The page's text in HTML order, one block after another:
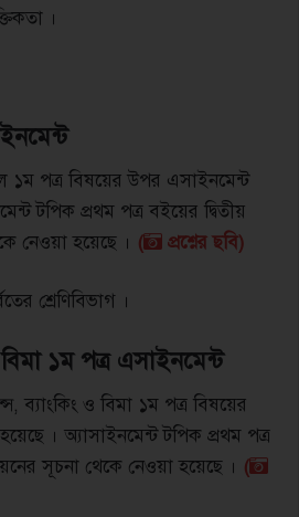
।
১ম পত্র বিষয়ের উপর এসাইনমেন্ট
টপিক প্রথম পত্র বইয়ের দ্বিতীয়
নেওয়া হয়েছে । ( প্রশ্নের ছবি)
শ্রেণিবিভাগ ।
বিমা ১ম পত্র এসাইনমেন্ট
ব্যাংকিং ও বিমা ১ম পত্র বিষয়ের
। অ্যাসাইনমেন্ট টপিক প্রথম পত্র
সূচনা থেকে নেওয়া হয়েছে । (